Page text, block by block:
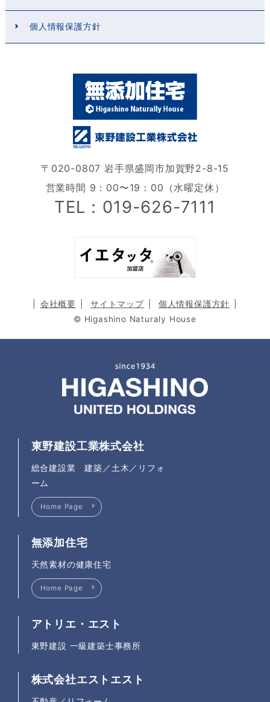
個人情報保護方針
〒020-0807 岩手県盛岡市加賀野2-8-15
営業時間 9：00〜19：00（水曜定休）
TEL：019-626-7111
会社概要 サイトマップ
個人情報保護方針
© Higashino Naturaly House
東野建設工業株式会社
総合建設業 建築／土木／リフォ
ーム
Home Page
無添加住宅
天然素材の健康住宅
Home Page
アトリエ・エスト
東野建設 一級建築士事務所
株式会社エストエスト